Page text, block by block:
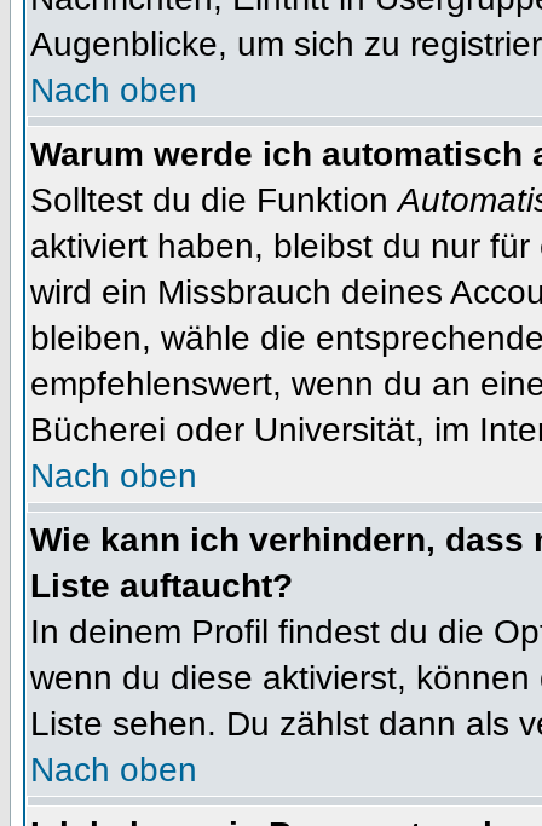
Augenblicke, um sich zu
Nach oben
Warum werde ich automatisch
Solltest du die Funktion
aktiviert haben, bleibst du nur
wird ein Missbrauch deines
bleiben, wähle die
empfehlenswert, wenn du an
Bücherei oder Universität, im
Nach oben
Wie kann ich verhindern, dass
Liste auftaucht?
In deinem Profil findest du die
wenn du diese aktivierst,
Liste sehen. Du zählst dann als
Nach oben